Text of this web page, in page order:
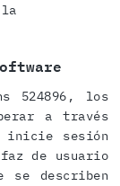
la
524896, los
a través
inicie sesión
de usuario
se describen